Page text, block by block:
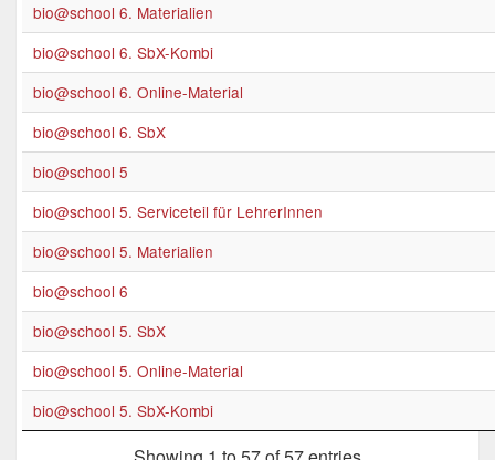
bio@school 6. Materialien
bio@school 6. SbX-Kombi
bio@school 6. Online-Material
bio@school 6. SbX
bio@school 5
bio@school 5. Serviceteil für LehrerInnen
bio@school 5. Materialien
bio@school 6
bio@school 5. SbX
bio@school 5. Online-Material
bio@school 5. SbX-Kombi